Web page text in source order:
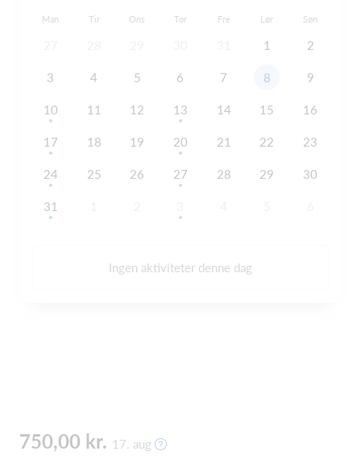
Man Tir Ons Tor Fre Lør Søn
1 2
3 4 5 6 7 8 9
10 11 12 13 14 15 16
17 18 19 20 21 22 23
24 25 26 27 28 29 30
31
Ingen aktiviteter denne dag
750,00 kr. 17. aug